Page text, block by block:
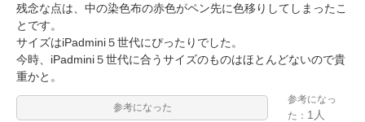
残念な点は、中の染色布の赤色がペン先に色移りしてしまったこ
とです。
サイズはiPadmini５世代にぴったりでした。
今時、iPadmini５世代に合うサイズのものはほとんどないので貴
重かと。
参考になった
参考になっ
た： 1人